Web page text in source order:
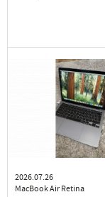
2026.07.26
MacBook Air Retina